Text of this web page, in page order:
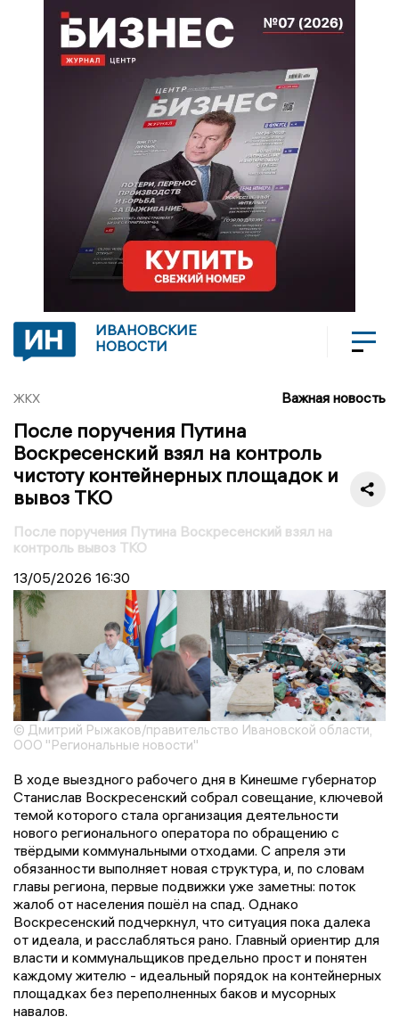
ИВАНОВСКИЕ
НОВОСТИ
ЖКХ Важная новость
После поручения Путина
Воскресенский взял на контроль
чистоту контейнерных площадок и
вывоз ТКО
После поручения Путина Воскресенский взял на
контроль вывоз ТКО
13/05/2026 16:30
© Дмитрий Рыжаков/правительство Ивановской области,
ООО "Региональные новости"
В ходе выездного рабочего дня в Кинешме губернатор
Станислав Воскресенский собрал совещание, ключевой
темой которого стала организация деятельности
нового регионального оператора по обращению с
твёрдыми коммунальными отходами. С апреля эти
обязанности выполняет новая структура, и, по словам
главы региона, первые подвижки уже заметны: поток
жалоб от населения пошёл на спад. Однако
Воскресенский подчеркнул, что ситуация пока далека
от идеала, и расслабляться рано. Главный ориентир для
власти и коммунальщиков предельно прост и понятен
каждому жителю - идеальный порядок на контейнерных
площадках без переполненных баков и мусорных
навалов.